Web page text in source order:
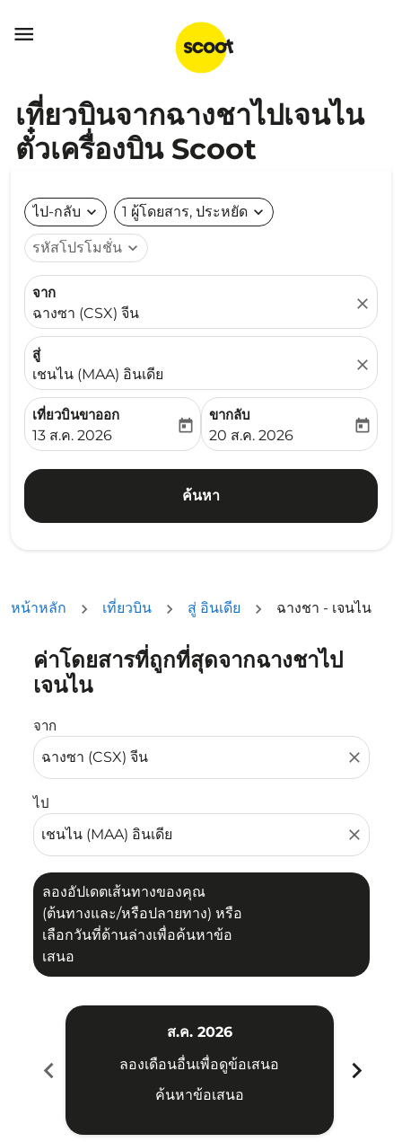

เที่ยวบินจากฉางชาไปเจนไน
ตั๋วเครื่องบิน Scoot
ไป-กลับ expand_more 1 ผู้โดยสาร, ประหยัด expand_more
รหัสโปรโมชั่น expand_more
จาก
ฉางซา (CSX) จีน
close
สู่
เชนไน (MAA) อินเดีย
close
เที่ยวบินขาออก
fc-booking-departure-date-aria-label
13 ส.ค. 2026
today
ขากลับ
fc-booking-return-date-
20 ส.ค. 2026
today
ค้นหา
หน้าหลัก เที่ยวบิน สู่ อินเดีย ฉางชา - เจนไน
ค่าโดยสารที่ถูกที่สุดจากฉางชาไป
เจนไน
จาก
close
ไป
close
ลองอัปเดตเส้นทางของคุณ
(ต้นทางและ/หรือปลายทาง) หรือ
เลือกวันที่ด้านล่างเพื่อค้นหาข้อ
เสนอ
ลองอัปเดตเส้นทางของคุณ (ต้นทางและ/หรือปลายทาง) หรื
chevron_left
ส.ค. 2026
ลองเดือนอื่นเพื่อดูข้อเสนอ
ค้นหาข้อเสนอ
chevron_right